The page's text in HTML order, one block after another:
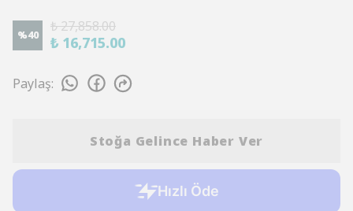
%40
₺ 27,858.00
₺ 16,715.00
Paylaş:
Stoğa Gelince Haber Ver